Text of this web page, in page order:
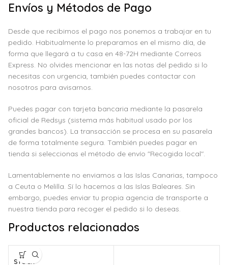
Envíos y Métodos de Pago
Desde que recibimos el pago nos ponemos a trabajar en tu
pedido. Habitualmente lo preparamos en el mismo día, de
forma que llegará a tu casa en 48-72H mediante Correos
Express. No olvides mencionar en las notas del pedido si lo
necesitas con urgencia, también puedes contactar con
nosotros para avisarnos.
Puedes pagar con tarjeta bancaria mediante la pasarela
oficial de Redsys (sistema más habitual usado por los
grandes bancos). La transacción se procesa en su pasarela
de forma totalmente segura. También puedes pagar en
tienda si seleccionas el método de envío "Recogida local".
Lamentablemente no enviamos a las Islas Canarias, tampoco
a Ceuta o Melilla. Sí lo hacemos a las Islas Baleares. Sin
embargo, puedes enviar tu propia agencia de transporte a
nuestra tienda para recoger el pedido si lo deseas.
Productos relacionados
SIN
STOCK